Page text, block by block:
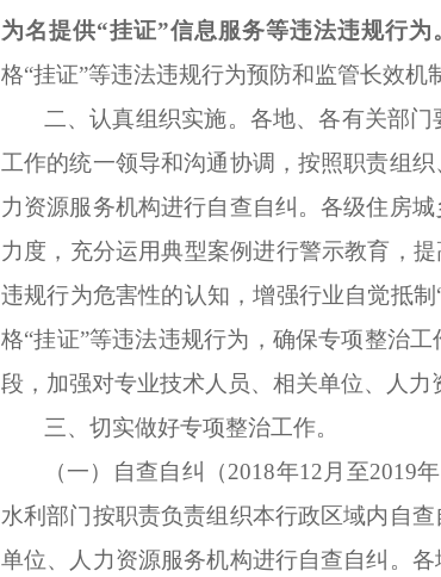
为名提供“挂证”信息服务等违法违规行为
格“挂证”等违法违规行为预防和监管长效机
二、认真组织实施。 各地、各有关部
工作的统一领导和沟通协调，按照职责组
力资源服务机构进行自查自纠。各级住房
力度，充分运用典型案例进行警示教育，
违规行为危害性的认知，增强行业自觉抵
格“挂证”等违法违规行为，确保专项整治
段，加强对专业技术人员、相关单位、人力
三、切实做好专项整治工作。
（一）自查自纠（2018年12 月至2019年
水利部门按职责负责组织本行政区域内自
单位、人力资源服务机构进行自查自纠。